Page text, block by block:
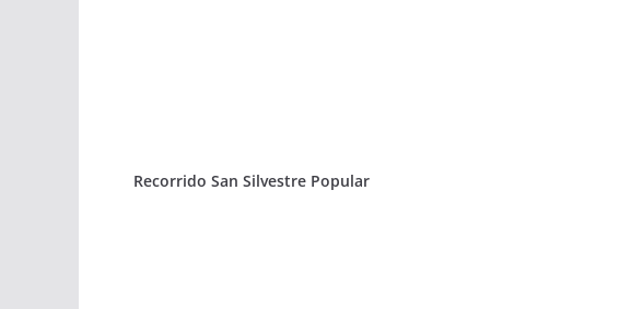
Recorrido San Silvestre Popular